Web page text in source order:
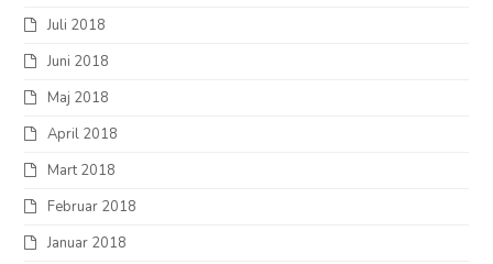
Juli 2018
Juni 2018
Maj 2018
April 2018
Mart 2018
Februar 2018
Januar 2018